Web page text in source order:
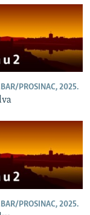
PROSINAC, 2025.
PROSINAC, 2025.